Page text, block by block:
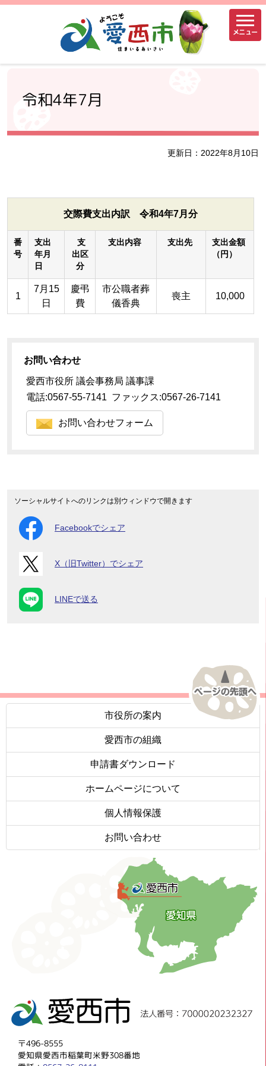
メニュー
令和4年7月
更新日：2022年8月10日
交際費支出内訳 令和4年7月分
番
号
支出
年月
日
支
出区
分
支出内容 支出先
支出金額
（円）
1
7月15
日
慶弔
費
市公職者葬
儀香典
喪主 10,000
お問い合わせ
愛西市役所 議会事務局 議事課
電話:0567-55-7141 ファックス:0567-26-7141
お問い合わせフォーム
ソーシャルサイトへのリンクは別ウィンドウで開きます
Facebookでシェア
X（旧Twitter）でシェア
LINEで送る
市役所の案内
愛西市の組織
申請書ダウンロード
ホームページについて
個人情報保護
お問い合わせ
〒496-8555
愛知県愛西市稲葉町米野308番地